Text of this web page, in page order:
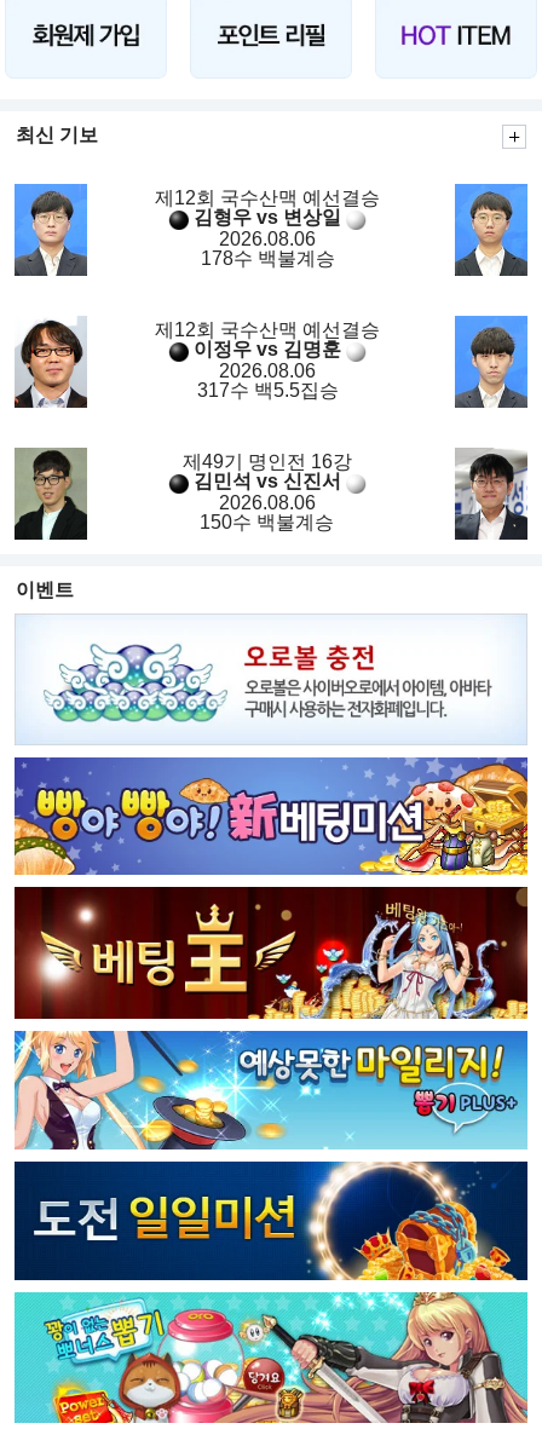
최신 기보
제12회 국수산맥 예선결승
김형우 vs 변상일
2026.08.06
178수 백불계승
제12회 국수산맥 예선결승
이정우 vs 김명훈
2026.08.06
317수 백5.5집승
제49기 명인전 16강
김민석 vs 신진서
2026.08.06
150수 백불계승
이벤트